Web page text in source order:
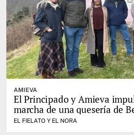
AMIEVA
El Principado y Amieva
marcha de una quesería de
EL FIELATO Y EL NORA